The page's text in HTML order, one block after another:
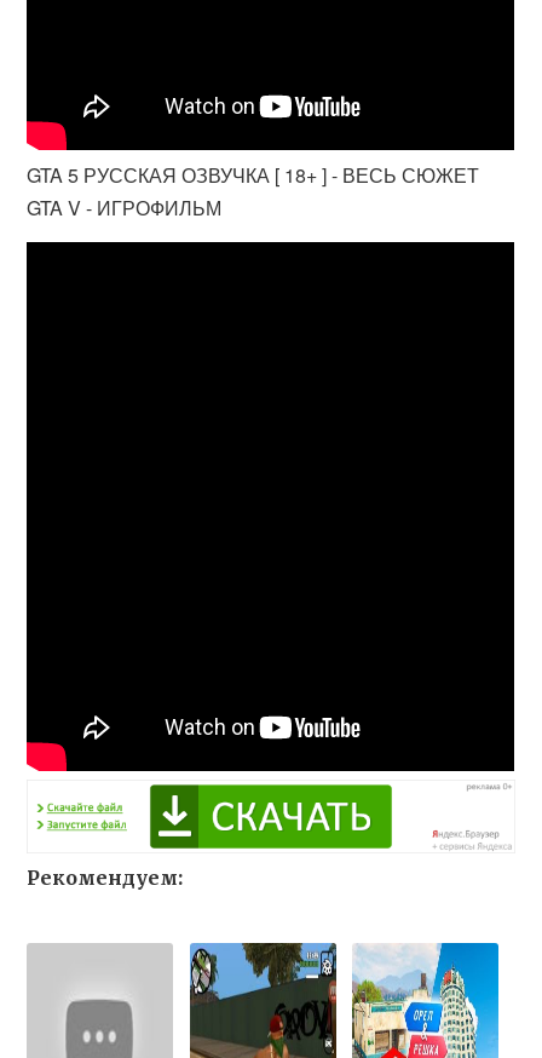
GTA 5 РУССКАЯ ОЗВУЧКА [ 18+ ] - ВЕСЬ СЮЖЕТ
GTA V - ИГРОФИЛЬМ
Рекомендуем: